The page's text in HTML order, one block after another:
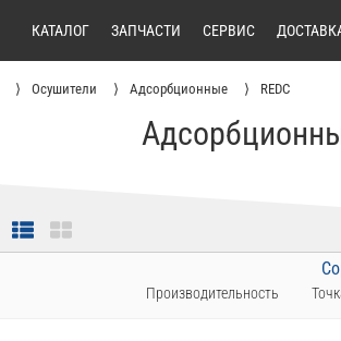
КАТАЛОГ ЗАПЧАСТИ СЕРВИС
Осушители Адсорбционные REDC
Производительность